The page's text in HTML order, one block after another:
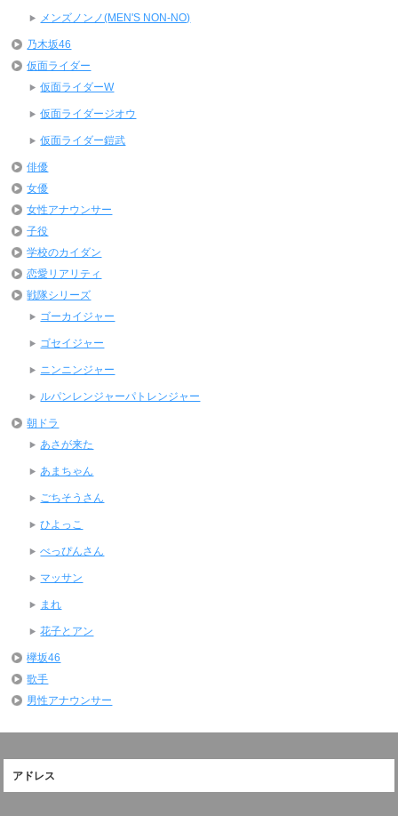
メンズノンノ(MEN'S NON-NO)
乃木坂46
仮面ライダー
仮面ライダーW
仮面ライダージオウ
仮面ライダー鎧武
俳優
女優
女性アナウンサー
子役
学校のカイダン
恋愛リアリティ
戦隊シリーズ
ゴーカイジャー
ゴセイジャー
ニンニンジャー
ルパンレンジャーパトレンジャー
朝ドラ
あさが来た
あまちゃん
ごちそうさん
ひよっこ
べっぴんさん
マッサン
まれ
花子とアン
欅坂46
歌手
男性アナウンサー
アドレス